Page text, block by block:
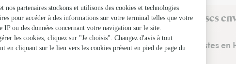
Interflora à Gézier-et-Fontenelay et dans ses
Les fleuristes